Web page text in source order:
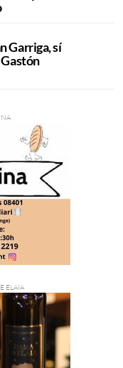
Garriga, sí